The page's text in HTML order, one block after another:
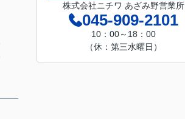
株式会社ニチワ あざみ野営業所
045-909-2101
10：00～18：00
（休：第三水曜日）